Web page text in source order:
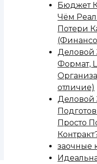
Бюджет
Чём
Потери
Деловой
Формат,
отличие)
Деловой
Просто
заочные